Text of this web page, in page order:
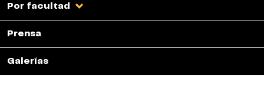
Por facultad
Prensa
Galerías